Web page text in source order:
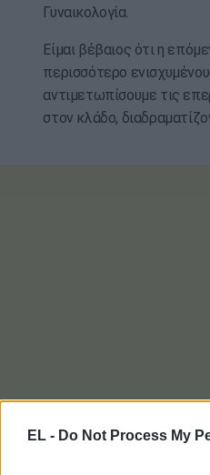
EL - Do Not Process My
Γυναικολογία.
Είμαι βέβαιος ότι η
περισσότερο
αντιμετωπίσουμε τις
στον κλάδο,